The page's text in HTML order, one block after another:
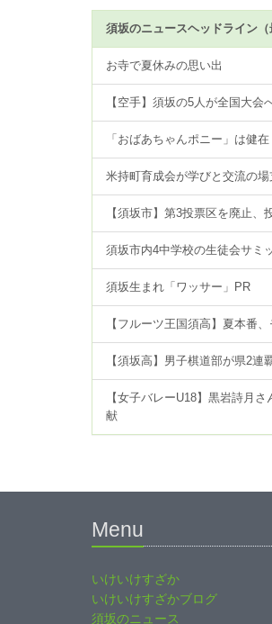
須坂のニュースヘッドライン（
お寺で夏休みの思い出
【空手】須坂の5人が全国大会
「おばあちゃんポニー」は健在
米持町育成会が学びと交流の場
【須坂市】第3投票区を廃止、
須坂市内4中学校の生徒会サミ
須坂生まれ「ワッサー」PR
【フルーツ王国須高】夏本番
【須坂高】男子棋道部が県2連
【女子バレーU18】黒岩詩月
献
Menu
いけいけすざか
いけいけすざかブログ
須坂のニュース